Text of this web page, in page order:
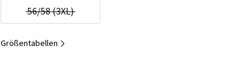
56/58 (3XL)
Größentabellen